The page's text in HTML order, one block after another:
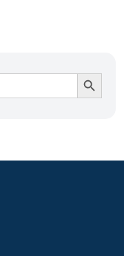
Ir